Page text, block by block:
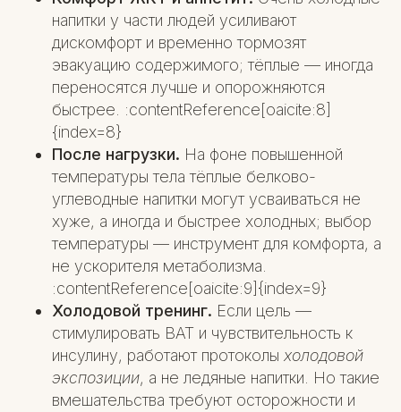
напитки у части людей усиливают
дискомфорт и временно тормозят
эвакуацию содержимого; тёплые — иногда
переносятся лучше и опорожняются
быстрее. :contentReference[oaicite:8]
{index=8}
После нагрузки. На фоне повышенной
температуры тела тёплые белково-
углеводные напитки могут усваиваться не
хуже, а иногда и быстрее холодных; выбор
температуры — инструмент для комфорта, а
не ускорителя метаболизма.
:contentReference[oaicite:9]{index=9}
Холодовой тренинг. Если цель —
стимулировать BAT и чувствительность к
инсулину, работают протоколыхолодовой
экспозиции, а не ледяные напитки. Но такие
вмешательства требуют осторожности и